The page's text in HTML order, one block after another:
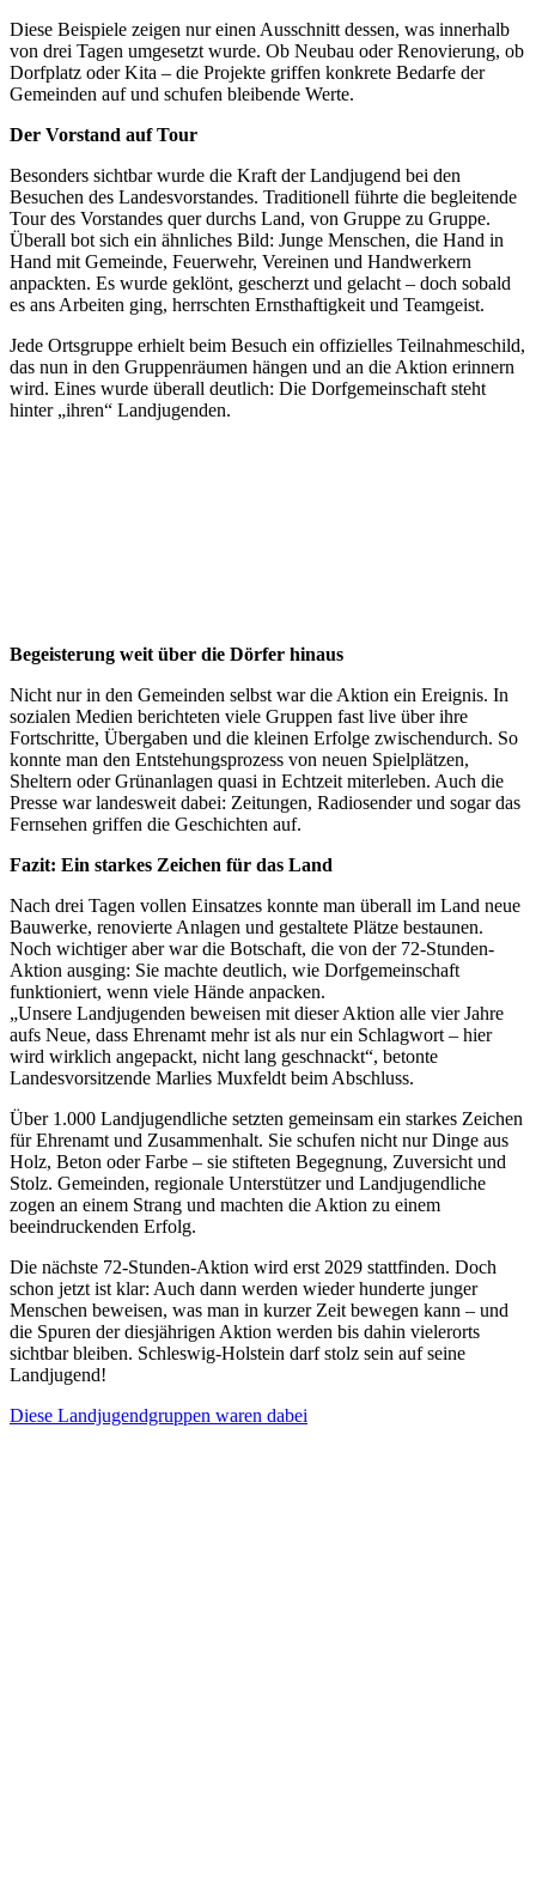
Diese Beispiele zeigen nur einen Ausschnitt dessen, was innerhalb
von drei Tagen umgesetzt wurde. Ob Neubau oder Renovierung, ob
Dorfplatz oder Kita – die Projekte griffen konkrete Bedarfe der
Gemeinden auf und schufen bleibende Werte.
Der Vorstand auf Tour
Besonders sichtbar wurde die Kraft der Landjugend bei den
Besuchen des Landesvorstandes. Traditionell führte die begleitende
Tour des Vorstandes quer durchs Land, von Gruppe zu Gruppe.
Überall bot sich ein ähnliches Bild: Junge Menschen, die Hand in
Hand mit Gemeinde, Feuerwehr, Vereinen und Handwerkern
anpackten. Es wurde geklönt, gescherzt und gelacht – doch sobald
es ans Arbeiten ging, herrschten Ernsthaftigkeit und Teamgeist.
Jede Ortsgruppe erhielt beim Besuch ein offizielles Teilnahmeschild,
das nun in den Gruppenräumen hängen und an die Aktion erinnern
wird. Eines wurde überall deutlich: Die Dorfgemeinschaft steht
hinter „ihren“ Landjugenden.
Begeisterung weit über die Dörfer hinaus
Nicht nur in den Gemeinden selbst war die Aktion ein Ereignis. In
sozialen Medien berichteten viele Gruppen fast live über ihre
Fortschritte, Übergaben und die kleinen Erfolge zwischendurch. So
konnte man den Entstehungsprozess von neuen Spielplätzen,
Sheltern oder Grünanlagen quasi in Echtzeit miterleben. Auch die
Presse war landesweit dabei: Zeitungen, Radiosender und sogar das
Fernsehen griffen die Geschichten auf.
Fazit: Ein starkes Zeichen für das Land
Nach drei Tagen vollen Einsatzes konnte man überall im Land neue
Bauwerke, renovierte Anlagen und gestaltete Plätze bestaunen.
Noch wichtiger aber war die Botschaft, die von der 72-Stunden-
Aktion ausging: Sie machte deutlich, wie Dorfgemeinschaft
funktioniert, wenn viele Hände anpacken.
„Unsere Landjugenden beweisen mit dieser Aktion alle vier Jahre
aufs Neue, dass Ehrenamt mehr ist als nur ein Schlagwort – hier
wird wirklich angepackt, nicht lang geschnackt“, betonte
Landesvorsitzende Marlies Muxfeldt beim Abschluss.
Über 1.000 Landjugendliche setzten gemeinsam ein starkes Zeichen
für Ehrenamt und Zusammenhalt. Sie schufen nicht nur Dinge aus
Holz, Beton oder Farbe – sie stifteten Begegnung, Zuversicht und
Stolz. Gemeinden, regionale Unterstützer und Landjugendliche
zogen an einem Strang und machten die Aktion zu einem
beeindruckenden Erfolg.
Die nächste 72-Stunden-Aktion wird erst 2029 stattfinden. Doch
schon jetzt ist klar: Auch dann werden wieder hunderte junger
Menschen beweisen, was man in kurzer Zeit bewegen kann – und
die Spuren der diesjährigen Aktion werden bis dahin vielerorts
sichtbar bleiben. Schleswig-Holstein darf stolz sein auf seine
Landjugend!
Diese Landjugendgruppen waren dabei